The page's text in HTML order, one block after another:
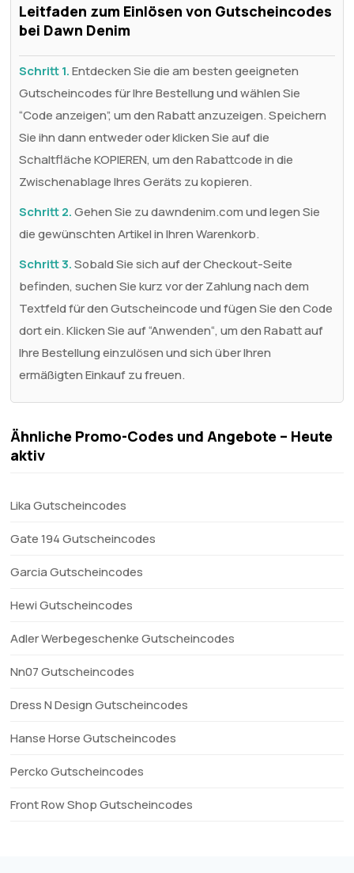
Leitfaden zum Einlösen von Gutscheincodes
bei Dawn Denim
Schritt 1.Entdecken Sie die am besten geeigneten
Gutscheincodes für Ihre Bestellung und wählen Sie
“Code anzeigen”, um den Rabatt anzuzeigen. Speichern
Sie ihn dann entweder oder klicken Sie auf die
Schaltfläche KOPIEREN, um den Rabattcode in die
Zwischenablage Ihres Geräts zu kopieren.
Schritt 2.Gehen Sie zu dawndenim.com und legen Sie
die gewünschten Artikel in Ihren Warenkorb.
Schritt 3.Sobald Sie sich auf der Checkout-Seite
befinden, suchen Sie kurz vor der Zahlung nach dem
Textfeld für den Gutscheincode und fügen Sie den Code
dort ein. Klicken Sie auf “Anwenden“, um den Rabatt auf
Ihre Bestellung einzulösen und sich über Ihren
ermäßigten Einkauf zu freuen.
Ähnliche Promo-Codes und Angebote – Heute
aktiv
Lika Gutscheincodes
Gate 194 Gutscheincodes
Garcia Gutscheincodes
Hewi Gutscheincodes
Adler Werbegeschenke Gutscheincodes
Nn07 Gutscheincodes
Dress N Design Gutscheincodes
Hanse Horse Gutscheincodes
Percko Gutscheincodes
Front Row Shop Gutscheincodes